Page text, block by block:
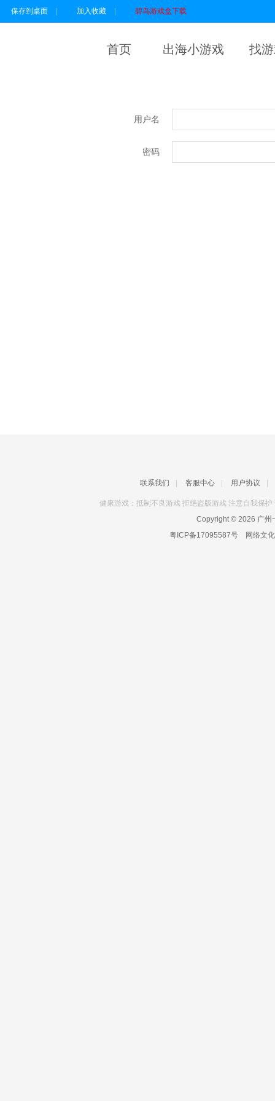
保存到桌面 加入收藏 碧鸟游戏盒下载
首页 出海小游戏 找
用户名
密码
联系我们 客服中心 用户协议
健康游戏：抵制不良游戏 拒绝盗版游戏 注意自我保
Copyright © 2026 广州
粤ICP备17095587号
网络文